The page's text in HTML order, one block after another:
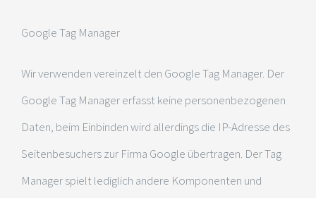
Google Tag Manager
Wir verwenden vereinzelt den Google Tag Manager. Der
Google Tag Manager erfasst keine personenbezogenen
Daten, beim Einbinden wird allerdings die IP-Adresse des
Seitenbesuchers zur Firma Google übertragen. Der Tag
Manager spielt lediglich andere Komponenten und